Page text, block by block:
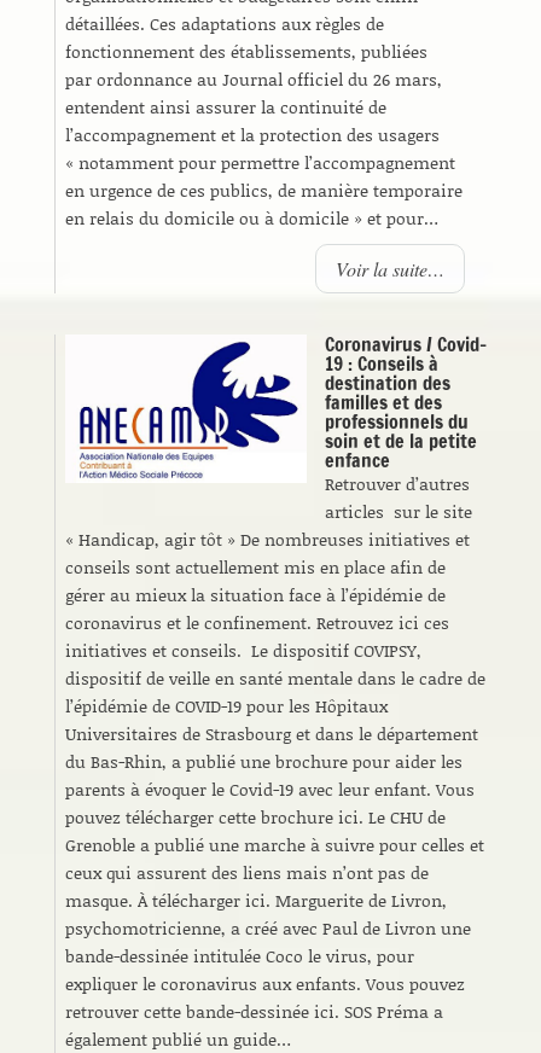
détaillées. Ces adaptations aux règles de
fonctionnement des établissements, publiées
par ordonnance au Journal officiel du 26 mars,
entendent ainsi assurer la continuité de
l’accompagnement et la protection des usagers
« notamment pour permettre l’accompagnement
en urgence de ces publics, de manière temporaire
en relais du domicile ou à domicile » et pour…
Voir la suite…
Coronavirus / Covid-
19 : Conseils à
destination des
familles et des
professionnels du
soin et de la petite
enfance
Retrouver d’autres
articles sur le site
« Handicap, agir tôt » De nombreuses initiatives et
conseils sont actuellement mis en place afin de
gérer au mieux la situation face à l’épidémie de
coronavirus et le confinement. Retrouvez ici ces
initiatives et conseils. Le dispositif COVIPSY,
dispositif de veille en santé mentale dans le cadre de
l’épidémie de COVID-19 pour les Hôpitaux
Universitaires de Strasbourg et dans le département
du Bas-Rhin, a publié une brochure pour aider les
parents à évoquer le Covid-19 avec leur enfant. Vous
pouvez télécharger cette brochure ici. Le CHU de
Grenoble a publié une marche à suivre pour celles et
ceux qui assurent des liens mais n’ont pas de
masque. À télécharger ici. Marguerite de Livron,
psychomotricienne, a créé avec Paul de Livron une
bande-dessinée intitulée Coco le virus, pour
expliquer le coronavirus aux enfants. Vous pouvez
retrouver cette bande-dessinée ici. SOS Préma a
également publié un guide…